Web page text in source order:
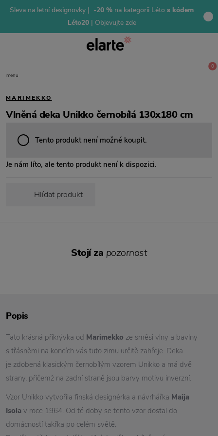
Sleva na letní designovky | -20 % na kategorii Léto s kódem
Léto20 | Objevujte zde
menu
0
MARIMEKKO
Vlněná deka Unikko černobílá 130x180 cm
Tento produkt není možné koupit.
Je nám líto, ale tento produkt není k dispozici.
Hlídat produkt
Popis
Tato krásná přikrývka od Marimekko ze směsi vlny a bavlny
s třásněmi na koncích vás tuto zimu určitě zahřeje. Deka
je zdobená klasickým černobílým vzorem Unikko a má dvě
strany, přičemž na zadní straně jsou barvy motivu inverzní.
Vzor Unikko vytvořila finská designérka a návrhářka Maija
Isola v roce 1964. Od té doby se tento vzor dostal do
domácností takřka po celém světě.
Stojí za pozornost